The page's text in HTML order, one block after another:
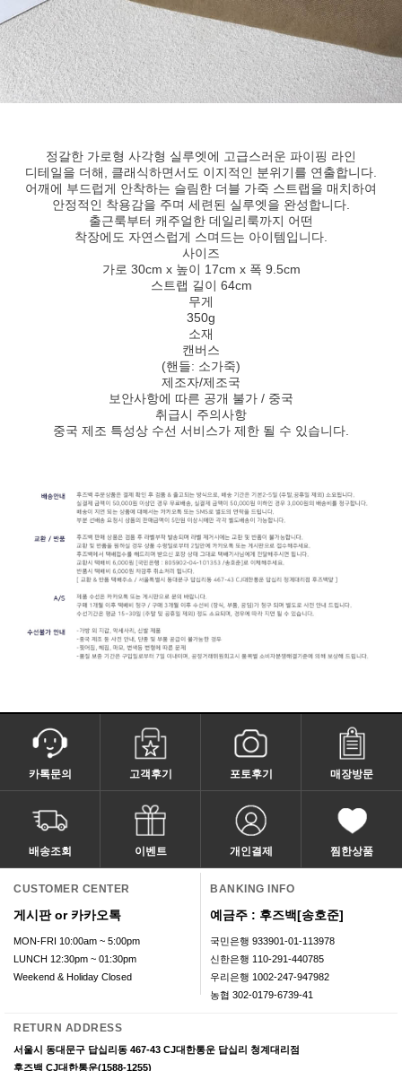
정갈한 가로형 사각형 실루엣에 고급스러운 파이핑 라인
디테일을 더해, 클래식하면서도 이지적인 분위기를 연출합니다.
어깨에 부드럽게 안착하는 슬림한 더블 가죽 스트랩을 매치하여
안정적인 착용감을 주며 세련된 실루엣을 완성합니다.
출근룩부터 캐주얼한 데일리룩까지 어떤
착장에도 자연스럽게 스며드는 아이템입니다.
사이즈
가로 30cm x 높이 17cm x 폭 9.5cm
스트랩 길이 64cm
무게
350g
소재
캔버스
(핸들: 소가죽)
제조자/제조국
보안사항에 따른 공개 불가 / 중국
취급시 주의사항
중국 제조 특성상 수선 서비스가 제한 될 수 있습니다.
카톡문의 고객후기 포토후기 매장방문
배송조회 이벤트 개인결제 찜한상품
CUSTOMER CENTER
게시판 or 카카오톡
MON-FRI 10:00am ~ 5:00pm
LUNCH 12:30pm ~ 01:30pm
Weekend & Holiday Closed
BANKING INFO
예금주 : 후즈백[송호준]
국민은행 933901-01-113978
신한은행 110-291-440785
우리은행 1002-247-947982
농협 302-0179-6739-41
RETURN ADDRESS
서울시 동대문구 답십리동 467-43 CJ대한통운 답십리 청계대리점
후즈백 CJ대한통운(1588-1255)